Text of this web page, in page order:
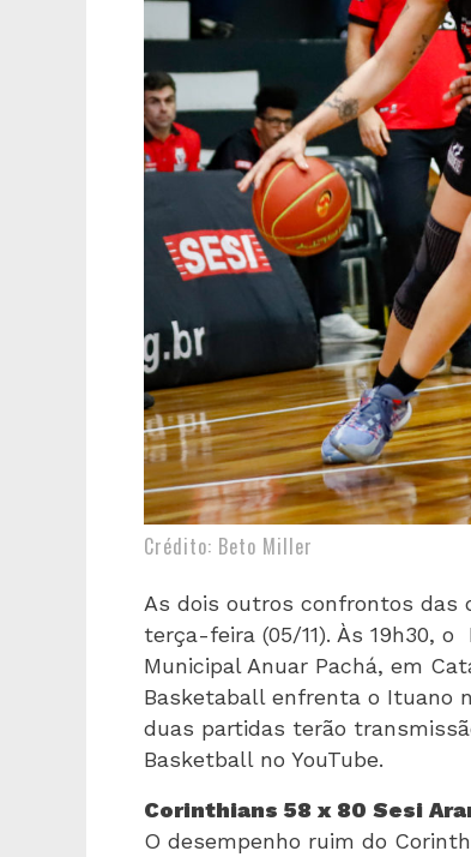
Crédito: Beto Miller
As dois outros confrontos das
terça-feira (05/11). Às 19h30,
Municipal Anuar Pachá, em
Basketaball enfrenta o Ituano
duas partidas terão
Basketball no YouTube.
Corinthians 58 x 80 Sesi
O desempenho ruim do